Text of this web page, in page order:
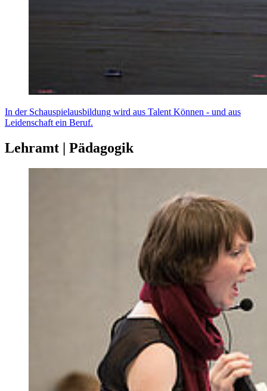
In der Schauspielausbildung wird aus Talent Können - und aus
Leidenschaft ein Beruf.
Lehramt | Pädagogik